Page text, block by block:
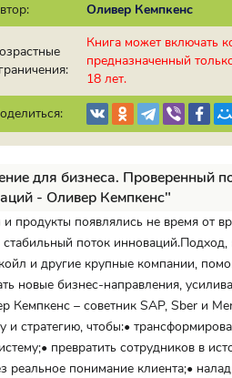
Оливер Кемпкенс
Книга может включать
предназначенный
18 лет.
для бизнеса. Проверенный
- Оливер Кемпкенс"
продукты появлялись не время от
поток инноваций.Подход,
и другие крупные компании,
новые бизнес-направления,
Кемпкенс – советник SAP, Sber и
стратегию, чтобы:•
превратить сотрудников в
реальное понимание клиента;•